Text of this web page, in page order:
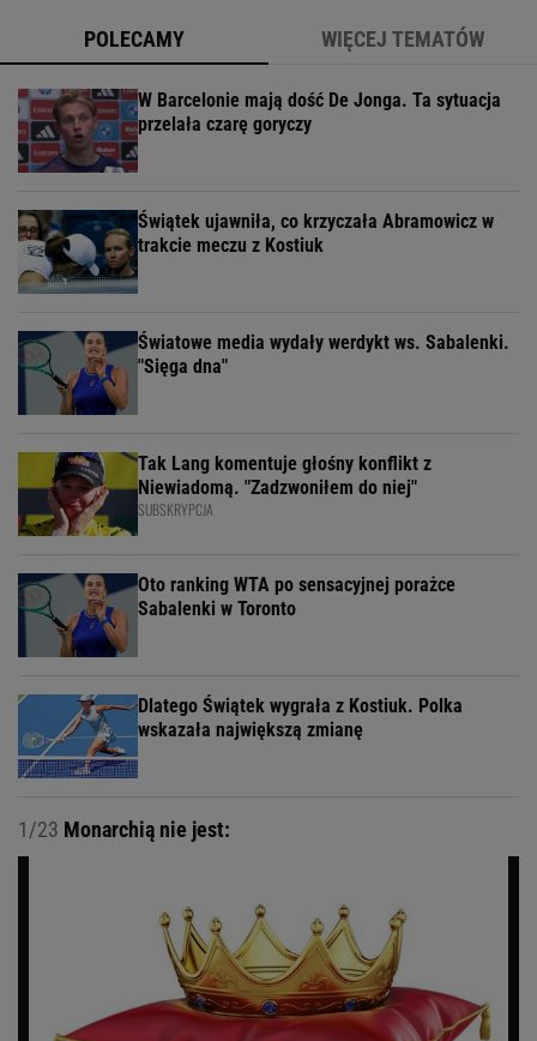
POLECAMY WIĘCEJ TEMATÓW
W Barcelonie mają dość De Jonga. Ta sytuacja
przelała czarę goryczy
Świątek ujawniła, co krzyczała Abramowicz w
trakcie meczu z Kostiuk
Światowe media wydały werdykt ws. Sabalenki.
"Sięga dna"
Tak Lang komentuje głośny konflikt z
Niewiadomą. "Zadzwoniłem do niej"
SUBSKRYPCJA
Oto ranking WTA po sensacyjnej porażce
Sabalenki w Toronto
Dlatego Świątek wygrała z Kostiuk. Polka
wskazała największą zmianę
1/23 Monarchią nie jest: